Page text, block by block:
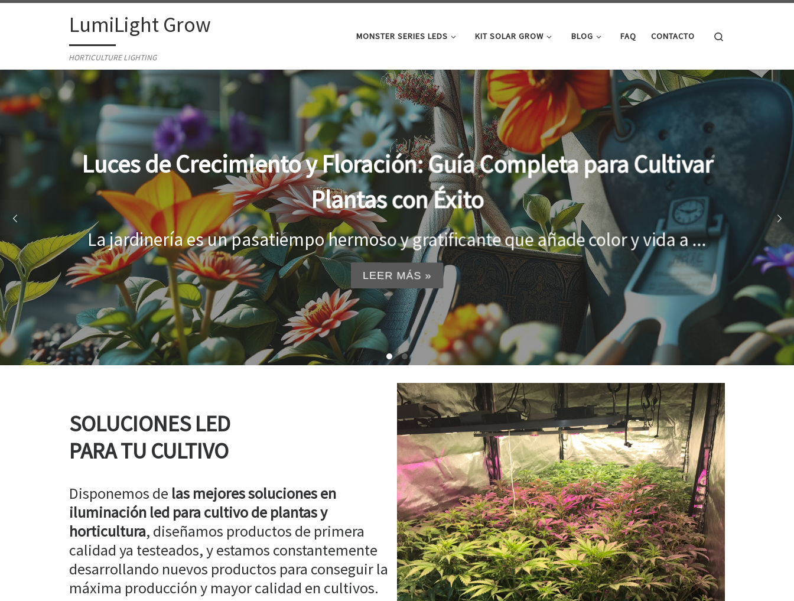
Skip to contentLumiLight Grow
HORTICULTURE LIGHTING
MONSTER SERIES LEDS KIT SOLAR GROW BLOG FAQ CONTACTO
Lámparas para indoor: la clave para un crecimiento óptimo de
tus plantas
Al cultivar plantas en el interior, es importante proporcionar el entorno adecuado
...
LEER MÁS »
SOLUCIONES LED
PARA TU CULTIVO
Disponemos de las mejores soluciones en
iluminación led para cultivo de plantas y
horticultura, diseñamos productos de primera
calidad ya testeados, y estamos constantemente
desarrollando nuevos productos para conseguir la
máxima producción y mayor calidad en cultivos.